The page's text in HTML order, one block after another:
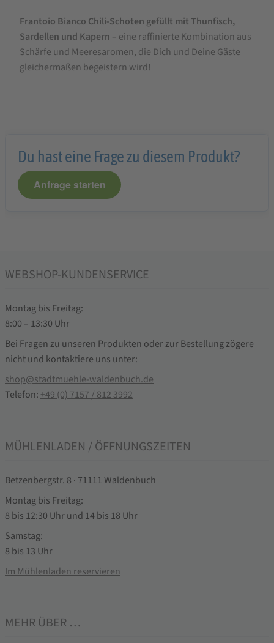
Frantoio Bianco Chili-Schoten gefüllt mit Thunfisch,
Sardellen und Kapern – eine raffinierte Kombination aus
Schärfe und Meeresaromen, die Dich und Deine Gäste
gleichermaßen begeistern wird!
Du hast eine Frage zu diesem Produkt?
Anfrage starten
WEBSHOP-KUNDENSERVICE
Montag bis Freitag:
8:00 – 13:30 Uhr
Bei Fragen zu unseren Produkten oder zur Bestellung zögere
nicht und kontaktiere uns unter:
shop@stadtmuehle-waldenbuch.de
Telefon: +49 (0) 7157 / 812 3992
MÜHLENLADEN / ÖFFNUNGSZEITEN
Betzenbergstr. 8 · 71111 Waldenbuch
Montag bis Freitag:
8 bis 12:30 Uhr und 14 bis 18 Uhr
Samstag:
8 bis 13 Uhr
Im Mühlenladen reservieren
MEHR ÜBER …